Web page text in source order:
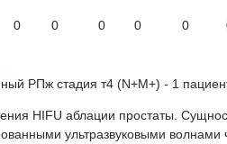
0 0 0 0 0
РПж стадия т4 (N+M+) - 1
HIFU аблации простаты.
ультразвуковыми